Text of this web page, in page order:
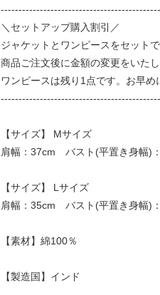
＼セットアップ購入割引／
ジャケットとワンピースをセット
商品ご注文後に金額の変更をいた
ワンピースは残り1点です。お早め
【サイズ】 Mサイズ
肩幅：37cm バスト(平置き身幅
【サイズ】 Lサイズ
肩幅：35cm バスト(平置き身幅
【素材】綿100％
【製造国】インド